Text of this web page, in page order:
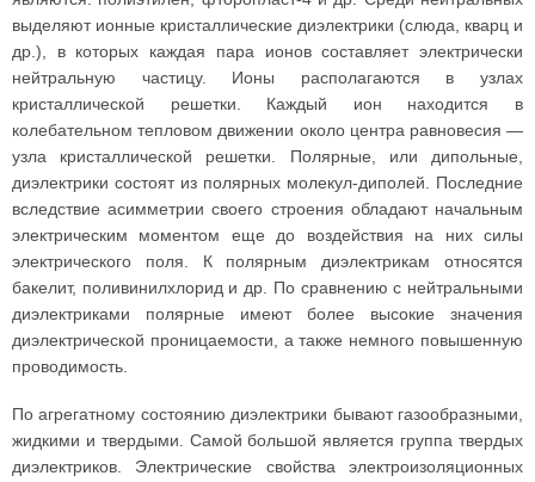
выделяют ионные кристаллические диэлектрики (слюда, кварц и
др.), в которых каждая пара ионов составляет электрически
нейтральную частицу. Ионы располагаются в узлах
кристаллической решетки. Каждый ион находится в
колебательном тепловом движении около центра равновесия —
узла кристаллической решетки. Полярные, или дипольные,
диэлектрики состоят из полярных молекул-диполей. Последние
вследствие асимметрии своего строения обладают начальным
электрическим моментом еще до воздействия на них силы
электрического поля. К полярным диэлектрикам относятся
бакелит, поливинилхлорид и др. По сравнению с нейтральными
диэлектриками полярные имеют более высокие значения
диэлектрической проницаемости, а также немного повышенную
проводимость.
По агрегатному состоянию диэлектрики бывают газообразными,
жидкими и твердыми. Самой большой является группа твердых
диэлектриков. Электрические свойства электроизоляционных